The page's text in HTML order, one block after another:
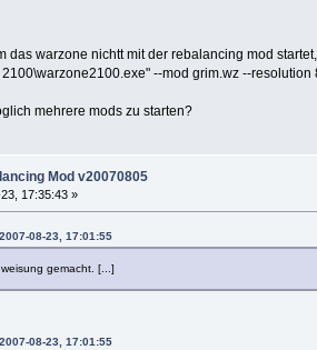
das warzone nichtt mit der rebalancing mod
--mod grim.wz --
mehrere mods zu starten?
Mod v20070805
17:35:43 »
08-23, 17:01:55
gemacht. [...]
08-23, 17:01:55